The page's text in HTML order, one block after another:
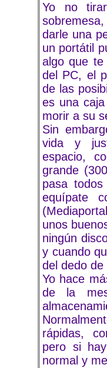
Yo no
darle una
un portátil
algo que
del PC, el
de las
es una
morir a su
Sin
vida y
espacio,
grande
pasa
equípate
unos
ningún
y cuando
del dedo
Yo hace
de la
rápidas,
pero si
normal y